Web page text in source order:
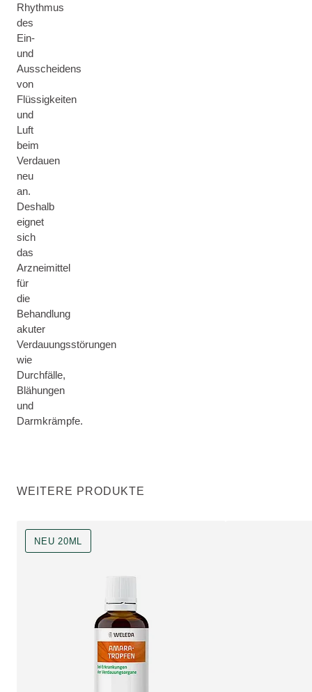
Rhythmus
des
Ein-
und
Ausscheidens
von
Flüssigkeiten
und
Luft
beim
Verdauen
neu
an.
Deshalb
eignet
sich
das
Arzneimittel
für
die
Behandlung
akuter
Verdauungsstörungen
wie
Durchfälle,
Blähungen
und
Darmkrämpfe.
WEITERE PRODUKTE
NEU 20ML